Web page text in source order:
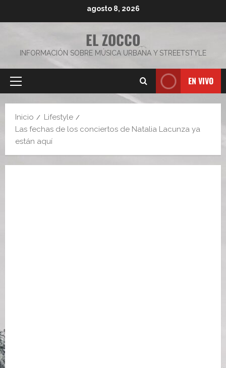
agosto 8, 2026
EL ZOCCO
INFORMACIÓN SOBRE MÚSICA URBANA Y STREETSTYLE
Menú
EN VIVO
Inicio
Lifestyle
Las fechas de los conciertos de Natalia Lacunza ya
están aquí